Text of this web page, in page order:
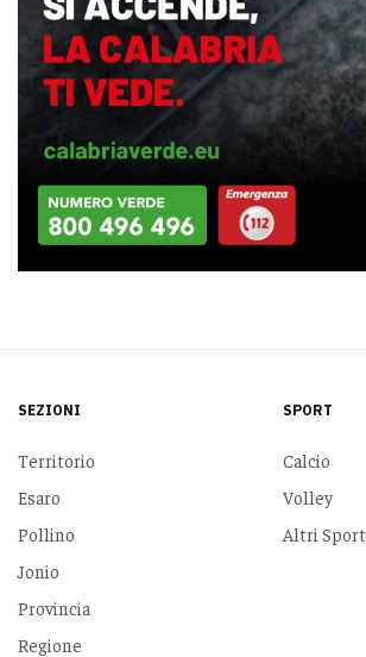
SEZIONI
Territorio
Esaro
Pollino
Jonio
Provincia
Regione
SPORT
Calcio
Volley
Altri Sport